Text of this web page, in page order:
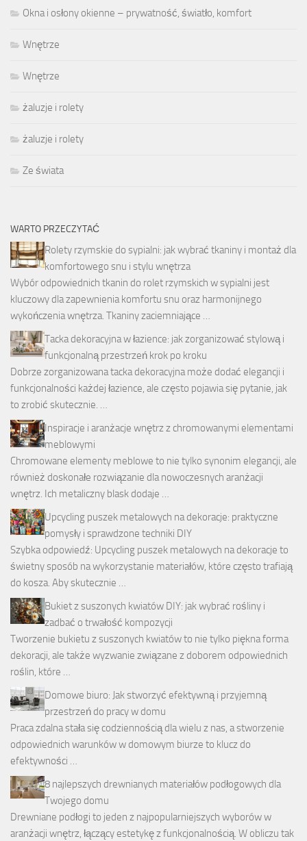
Okna i osłony okienne – prywatność, światło, komfort
Wnętrze
Wnętrze
żaluzje i rolety
żaluzje i rolety
Ze świata
WARTO PRZECZYTAĆ
Rolety rzymskie do sypialni: jak wybrać tkaniny i montaż dla
komfortowego snu i stylu wnętrza
Wybór odpowiednich tkanin do rolet rzymskich w sypialni jest
kluczowy dla zapewnienia komfortu snu oraz harmonijnego
wykończenia wnętrza. Tkaniny zaciemniające …
Tacka dekoracyjna w łazience: jak zorganizować stylową i
funkcjonalną przestrzeń krok po kroku
Dobrze zorganizowana tacka dekoracyjna może dodać elegancji i
funkcjonalności każdej łazience, ale często pojawia się pytanie, jak
to zrobić skutecznie. …
Inspiracje i aranżacje wnętrz z chromowanymi elementami
meblowymi
Chromowane elementy meblowe to nie tylko synonim elegancji, ale
również doskonałe rozwiązanie dla nowoczesnych aranżacji
wnętrz. Ich metaliczny blask dodaje …
Upcycling puszek metalowych na dekoracje: praktyczne
pomysły i sprawdzone techniki DIY
Szybka odpowiedź: Upcycling puszek metalowych na dekoracje to
świetny sposób na wykorzystanie materiałów, które często trafiają
do kosza. Aby skutecznie …
Bukiet z suszonych kwiatów DIY: jak wybrać rośliny i
zadbać o trwałość kompozycji
Tworzenie bukietu z suszonych kwiatów to nie tylko piękna forma
dekoracji, ale także wyzwanie związane z doborem odpowiednich
roślin, które …
Domowe biuro: Jak stworzyć efektywną i przyjemną
przestrzeń do pracy w domu
Praca zdalna stała się codziennością dla wielu z nas, a stworzenie
odpowiednich warunków w domowym biurze to klucz do
efektywności …
8 najlepszych drewnianych materiałów podłogowych dla
Twojego domu
Drewniane podłogi to jeden z najpopularniejszych wyborów w
aranżacji wnętrz, łączący estetykę z funkcjonalnością. W obliczu tak